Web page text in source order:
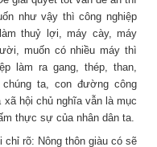
như vậy thì công nghiệp
thuỷ lợi, máy cày, máy
muốn có nhiều máy thì
làm ra gang, thép, than,
ta, con đường công
hội chủ nghĩa vẫn là mục
thực sự của nhân dân ta.
rõ: Nông thôn giàu có sẽ